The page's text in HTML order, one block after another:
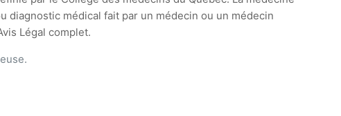
médical fait par un médecin ou un médecin
Légal complet.